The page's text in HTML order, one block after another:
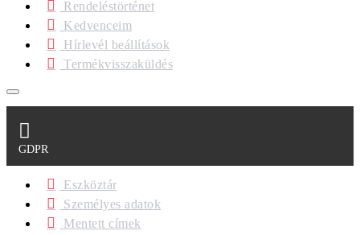
Rendeléstörténet
Kedvenceim
Hírlevél beállítások
Termékvisszaküldés
GDPR
Eszköztár
Személyes adatok
Mentett címek